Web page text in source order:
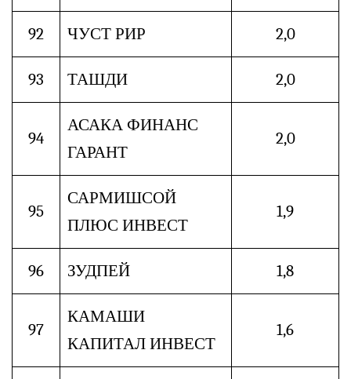
92 ЧУСТ РИР 2,0
93 ТАШДИ 2,0
94
АСАКА ФИНАНС
ГАРАНТ
2,0
95
САРМИШСОЙ
ПЛЮС ИНВЕСТ
1,9
96 ЗУДПЕЙ 1,8
97
КАМАШИ
КАПИТАЛ ИНВЕСТ
1,6